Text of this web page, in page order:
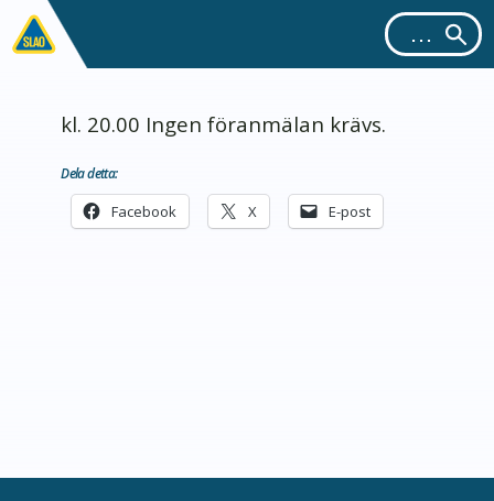
kl. 20.00 Ingen föranmälan krävs.
Dela detta:
Facebook X E-post